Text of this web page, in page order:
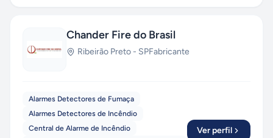
Chander Fire do Brasil
Ribeirão Preto - SPFabricante
Alarmes Detectores de Fumaça
Alarmes Detectores de Incêndio
Central de Alarme de Incêndio
Ver perfil